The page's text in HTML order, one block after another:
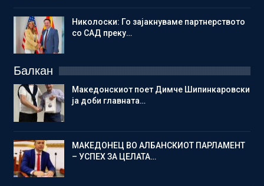
Николоски: Го зајакнуваме партнерството
со САД преку…
Балкан
Македонскиот поет Димче Шипинкаровски
ја доби главната…
МАКЕДОНЕЦ ВО АЛБАНСКИОТ ПАРЛАМЕНТ
– УСПЕХ ЗА ЦЕЛАТА…